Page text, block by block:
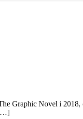
Graphic Novel i
[…]